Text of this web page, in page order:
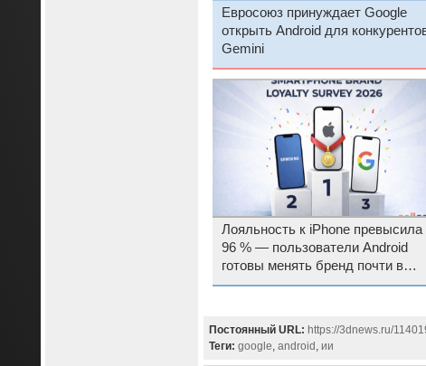
Евросоюз принуждает Google
открыть Android для
Gemini
Лояльность к iPhone превысила
96 % — пользователи Android
готовы менять бренд почти в
четыре раза чаще
Постоянный URL: https://3dnews.ru/
Теги: google, android , ии